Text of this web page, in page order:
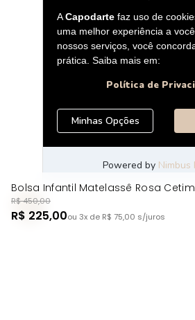
Bolsa Infantil Matelassê Rosa Cetim
R$ 450,00
R$ 225,00ou 3x de R$ 75,00 s/juros